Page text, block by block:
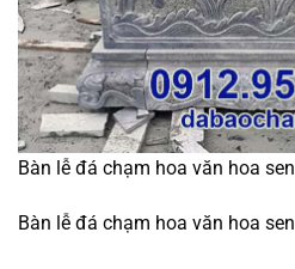
Bàn lễ đá chạm hoa văn hoa sen
Bàn lễ đá chạm hoa văn hoa sen